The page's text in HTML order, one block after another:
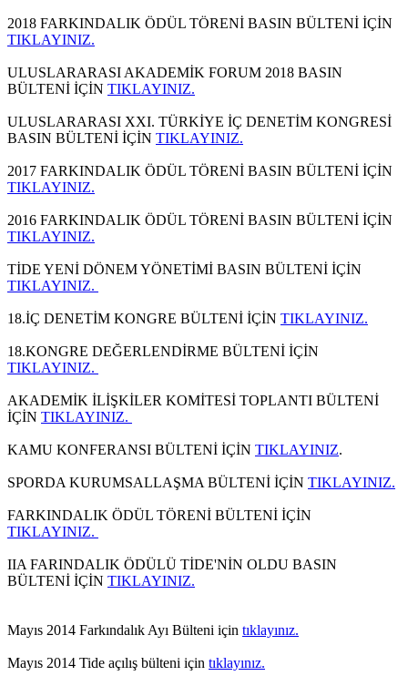
2018 FARKINDALIK ÖDÜL TÖRENİ BASIN BÜLTENİ İÇİN
TIKLAYINIZ.
ULUSLARARASI AKADEMİK FORUM 2018 BASIN
BÜLTENİ İÇİN TIKLAYINIZ.
ULUSLARARASI XXI. TÜRKİYE İÇ DENETİM KONGRESİ
BASIN BÜLTENİ İÇİN TIKLAYINIZ.
2017 FARKINDALIK ÖDÜL TÖRENİ BASIN BÜLTENİ İÇİN
TIKLAYINIZ.
2016 FARKINDALIK ÖDÜL TÖRENİ BASIN BÜLTENİ İÇİN
TIKLAYINIZ.
TİDE YENİ DÖNEM YÖNETİMİ BASIN BÜLTENİ İÇİN
TIKLAYINIZ.
18.İÇ DENETİM KONGRE BÜLTENİ İÇİN TIKLAYINIZ.
18.KONGRE DEĞERLENDİRME BÜLTENİ İÇİN
TIKLAYINIZ.
AKADEMİK İLİŞKİLER KOMİTESİ TOPLANTI BÜLTENİ
İÇİN TIKLAYINIZ.
KAMU KONFERANSI BÜLTENİ İÇİN TIKLAYINIZ.
SPORDA KURUMSALLAŞMA BÜLTENİ İÇİN TIKLAYINIZ.
FARKINDALIK ÖDÜL TÖRENİ BÜLTENİ İÇİN
TIKLAYINIZ.
IIA FARINDALIK ÖDÜLÜ TİDE'NİN OLDU BASIN
BÜLTENİ İÇİN TIKLAYINIZ.
Mayıs 2014 Farkındalık Ayı Bülteni için tıklayınız.
Mayıs 2014 Tide açılış bülteni için tıklayınız.